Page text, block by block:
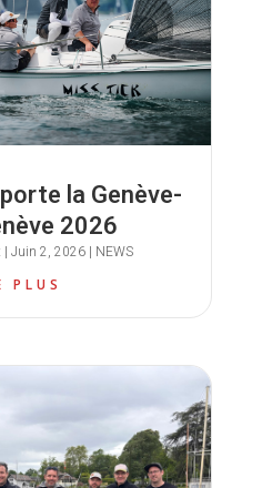
la Genève-
2026
|Juin 2, 2026 | NEWS
PLUS